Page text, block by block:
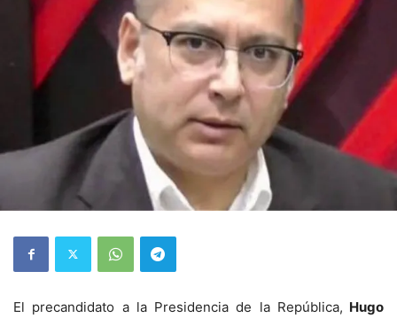
El precandidato a la Presidencia de la República, Hugo